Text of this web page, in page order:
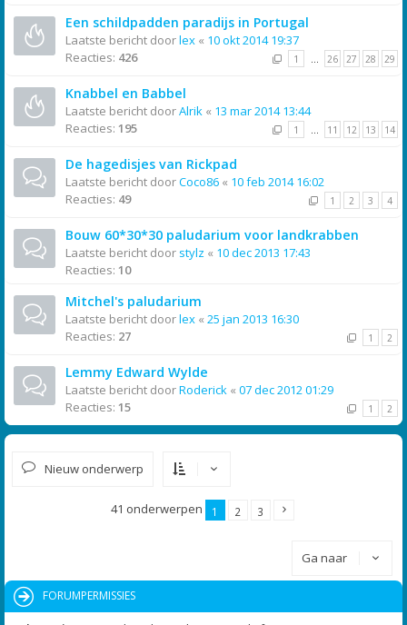
Een schildpadden paradijs in Portugal
Laatste bericht doorlex « 10 okt 2014 19:37
Reacties: 426 1 … 26 27 28 29
Knabbel en Babbel
Laatste bericht doorAlrik « 13 mar 2014 13:44
Reacties: 195 1 … 11 12 13 14
De hagedisjes van Rickpad
Laatste bericht doorCoco86 « 10 feb 2014 16:02
Reacties: 49 1 2 3 4
Bouw 60*30*30 paludarium voor landkrabben
Laatste bericht door stylz « 10 dec 2013 17:43
Reacties: 10
Mitchel's paludarium
Laatste bericht doorlex « 25 jan 2013 16:30
Reacties: 27 1 2
Lemmy Edward Wylde
Laatste bericht doorRoderick « 07 dec 2012 01:29
Reacties: 15 1 2
Nieuw onderwerp
41 onderwerpen 1 2 3
Ga naar
FORUMPERMISSIES